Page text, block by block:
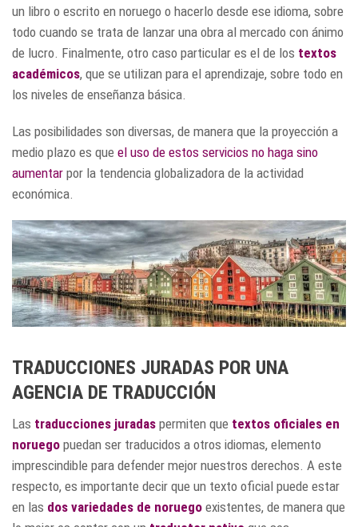
un libro o escrito en noruego o hacerlo desde ese idioma, sobre
todo cuando se trata de lanzar una obra al mercado con ánimo
de lucro. Finalmente, otro caso particular es el de los textos
académicos, que se utilizan para el aprendizaje, sobre todo en
los niveles de enseñanza básica.
Las posibilidades son diversas, de manera que la proyección a
medio plazo es que el uso de estos servicios no haga sino
aumentar por la tendencia globalizadora de la actividad
económica.
TRADUCCIONES JURADAS POR UNA
AGENCIA DE TRADUCCIÓN
Las traducciones juradas permiten que textos oficiales en
noruego puedan ser traducidos a otros idiomas, elemento
imprescindible para defender mejor nuestros derechos. A este
respecto, es importante decir que un texto oficial puede estar
en las dos variedades de noruego existentes, de manera que